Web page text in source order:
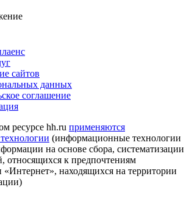
сайтов
данных
соглашение
ресурсе hh.ru применяются
(информационные технологии
на основе сбора, систематизации
относящихся к предпочтениям
«Интернет», находящихся на территории